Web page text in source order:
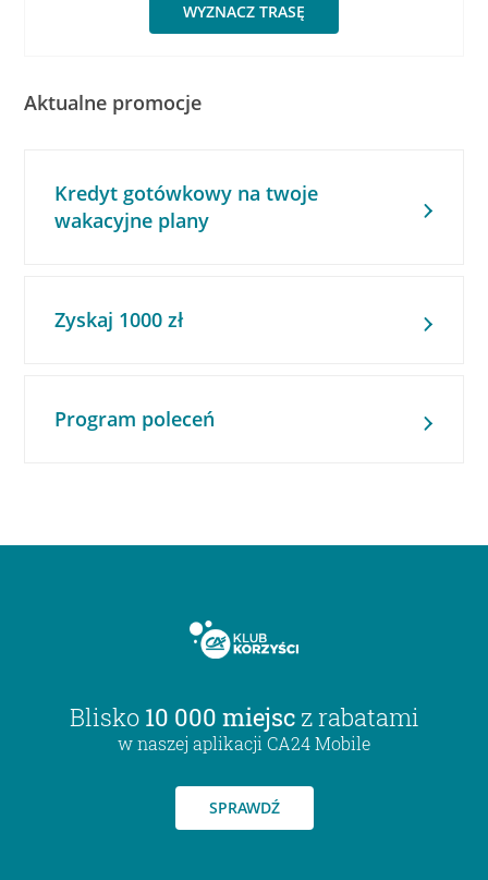
WYZNACZ TRASĘ
Aktualne promocje
Kredyt gotówkowy na twoje
wakacyjne plany
Zyskaj 1000 zł
Program poleceń
Blisko 10 000 miejsc z rabatami
w naszej aplikacji CA24 Mobile
SPRAWDŹ